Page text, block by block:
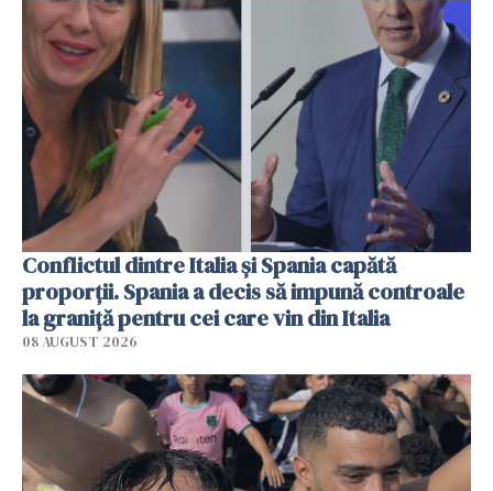
Conflictul dintre Italia și Spania capătă
proporții. Spania a decis să impună controale
la graniță pentru cei care vin din Italia
08 AUGUST 2026